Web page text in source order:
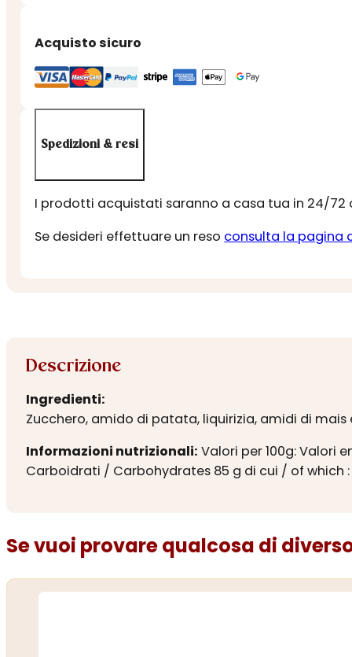
quantità
Acquisto sicuro
Spedizioni & resi
I prodotti acquistati saranno a casa tua in 24/72
Se desideri effettuare un reso consulta la pagina
Descrizione
Ingredienti:
Zucchero, amido di patata, liquirizia, amidi di
Informazioni nutrizionali: Valori per 100g: Valori
Carboidrati / Carbohydrates 85 g di cui / of which :
Se vuoi provare qualcosa di